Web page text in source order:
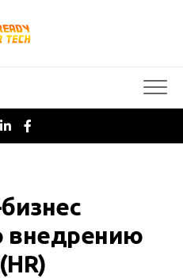
внедрению